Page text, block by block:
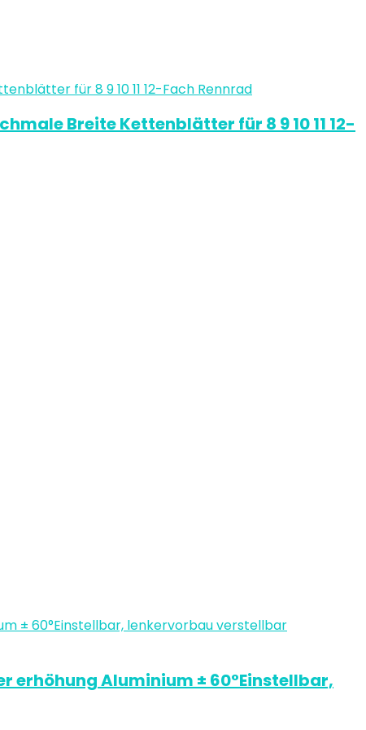
Breite Kettenblätter für 8 9 10 11 12-
erhöhung Aluminium ± 60°Einstellbar,